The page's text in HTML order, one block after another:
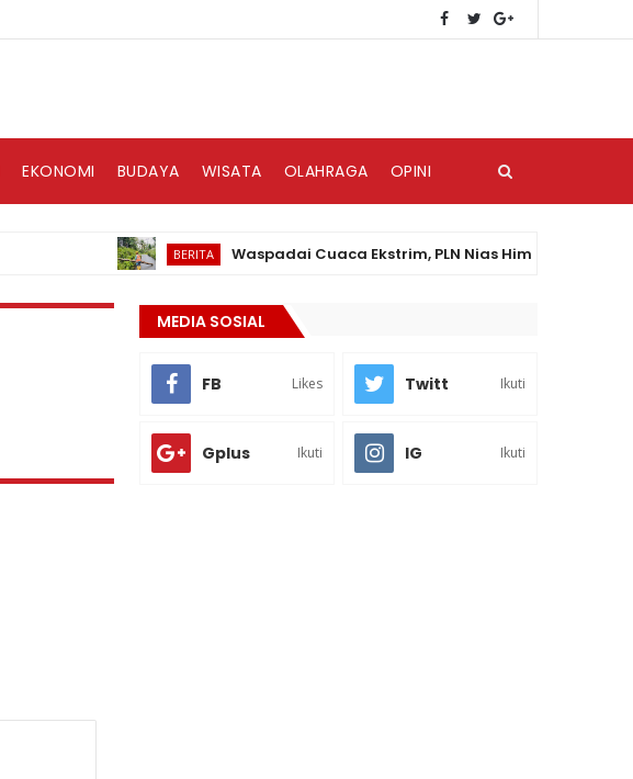
EKONOMI BUDAYA WISATA OLAHRAGA OPINI
BERITA Waspadai Cuaca Ekstrim, PLN Nias Himbau Masyarakat
MEDIA SOSIAL
FB Likes Twitt Ikuti
Gplus Ikuti IG Ikuti